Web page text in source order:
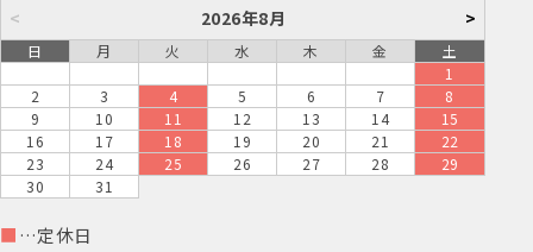
< 2026年8月 >
日 月 火 水 木 金
土
1
2
3 4 5 6 7
8
9
10 11 12 13 14
15
16
17 18 19 20 21
22
23
24 25 26 27 28
29
30
31
■ …定休日